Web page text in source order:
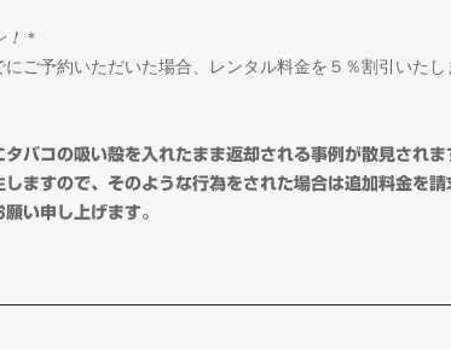
＊
ご予約いただいた場合、レンタル料金を５％割引いた
バコの吸い殻を入れたまま返却される事例が散見されま
ますので、そのような行為をされた場合は追加料金を請
い申し上げます。